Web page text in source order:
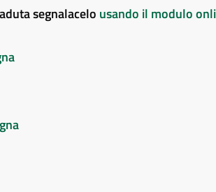
segnalacelo usando il modulo